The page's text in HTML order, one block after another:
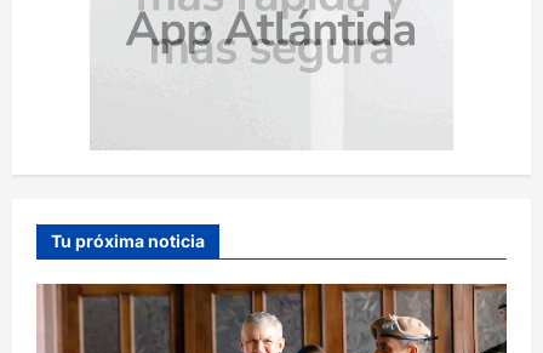
Tu próxima noticia